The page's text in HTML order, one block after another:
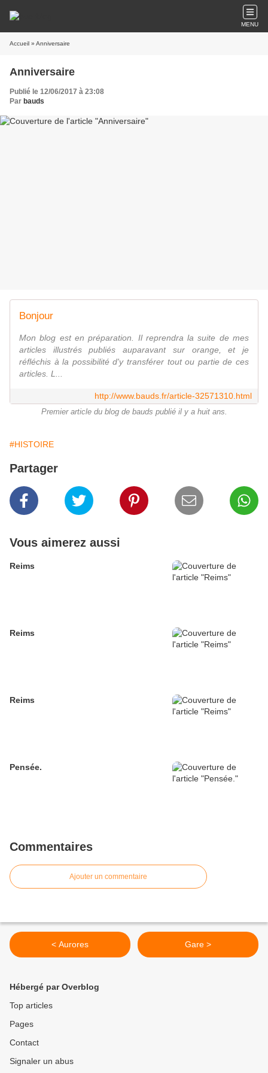
MENU
Accueil » Anniversaire
Anniversaire
Publié le 12/06/2017 à 23:08
Par bauds
Bonjour
Mon blog est en préparation. Il reprendra la suite de mes
articles illustrés publiés auparavant sur orange, et je
réfléchis à la possibilité d'y transférer tout ou partie de ces
articles. L...
http://www.bauds.fr/article-32571310.html
Premier article du blog de bauds publié il y a huit ans.
#HISTOIRE
Partager
Vous aimerez aussi
Reims
Reims
Reims
Pensée.
Commentaires
Ajouter un commentaire
< Aurores Gare >
Hébergé par Overblog
Top articles
Pages
Contact
Signaler un abus